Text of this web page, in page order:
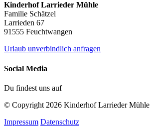
Kinderhof Larrieder Mühle
Familie Schätzel
Larrieden 67
91555 Feuchtwangen
Urlaub unverbindlich anfragen
Social Media
Du findest uns auf
© Copyright 2026 Kinderhof Larrieder Mühle
Impressum Datenschutz